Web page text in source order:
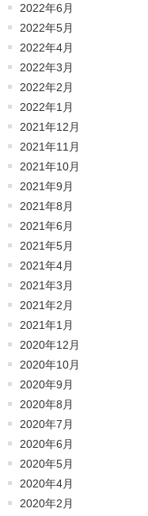
2022年6月
2022年5月
2022年4月
2022年3月
2022年2月
2022年1月
2021年12月
2021年11月
2021年10月
2021年9月
2021年8月
2021年6月
2021年5月
2021年4月
2021年3月
2021年2月
2021年1月
2020年12月
2020年10月
2020年9月
2020年8月
2020年7月
2020年6月
2020年5月
2020年4月
2020年2月